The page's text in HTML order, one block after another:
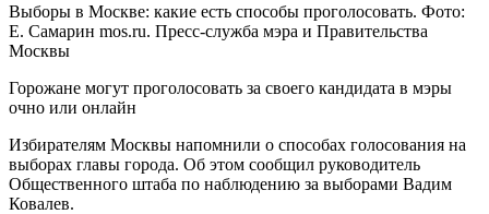
Выборы в Москве: какие есть способы проголосовать. Фото:
Е. Самарин mos.ru. Пресс-служба мэра и Правительства
Москвы
Горожане могут проголосовать за своего кандидата в мэры
очно или онлайн
Избирателям Москвы напомнили о способах голосования на
выборах главы города. Об этом сообщил руководитель
Общественного штаба по наблюдению за выборами Вадим
Ковалев.